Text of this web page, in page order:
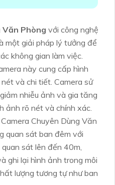
Văn Phòng với công nghệ
một giải pháp lý tưởng để
không gian làm việc.
này cung cấp hình
và chi tiết. Camera sử
nhiễu ảnh và gia tăng
ảnh rõ nét và chính xác.
Chuyên Dùng Văn
quan sát ban đêm với
sát lên đến 40m,
ghi lại hình ảnh trong môi
lượng tương tự như ban